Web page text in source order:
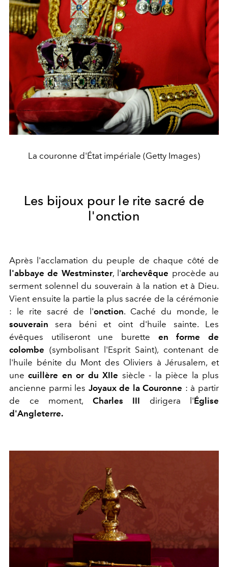
La couronne d'État impériale (Getty Images)
Les bijoux pour le rite sacré de
l'onction
Après l'acclamation du peuple de chaque côté de
l'abbaye de Westminster, l'archevêque procède au
serment solennel du souverain à la nation et à Dieu.
Vient ensuite la partie la plus sacrée de la cérémonie
: le rite sacré de l'onction. Caché du monde, le
souverain sera béni et oint d'huile sainte. Les
évêques utiliseront une
burette en forme de
colombe (symbolisant l'Esprit Saint), contenant de
l'huile bénite du Mont des Oliviers à Jérusalem, et
une cuillère en or du XIIe siècle - la pièce la plus
ancienne parmi les Joyaux de la Couronne : à partir
de ce moment, Charles III dirigera l'Église
d'Angleterre.